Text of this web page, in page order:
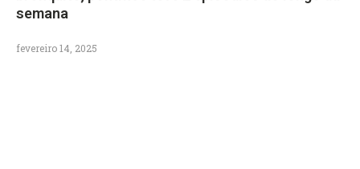
semana
fevereiro 14, 2025